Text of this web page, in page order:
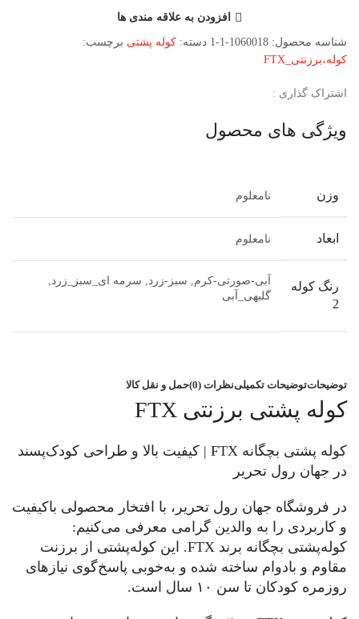
افزودن به علاقه مندی ها
شناسه محصول: 1060018-1-1 دسته: کوله پشتی برچسب:
کوله،برزنتی_FTX
اشتراک گذاری :
ویژگی های محصول
وزن نامعلوم
ابعاد نامعلوم
رنگ کوله
2
آبی-صورتی-کرم, سبز-زرد, سرمه ای_سبز_زرد,
گلبهی_آبی
توضیحاتتوضیحات تکمیلینظرات (0) حمل و نقل کالا
کوله پشتی برزنتی FTX
کوله پشتی بچگانه FTX | کیفیت بالا و طراحی کودک‌پسند
در جهان رول تحریر
در فروشگاه جهان رول تحریر، با افتخار محصولی باکیفیت
و کاربردی را به والدین گرامی معرفی می‌کنیم:
کوله‌پشتی بچگانه برند FTX. این کوله‌پشتی از برزنت
مقاوم و بادوام ساخته شده و به‌خوبی پاسخ‌گوی نیازهای
روزمره کودکان تا سن ۱۰ سال است.